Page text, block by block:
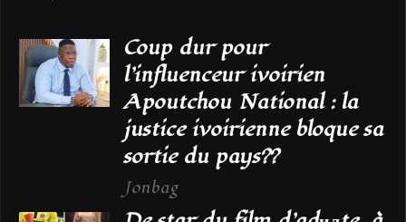
Coup dur pour
l’influenceur ivoirien
Apoutchou National : la
justice ivoirienne bloque sa
sortie du pays??
Jonbag